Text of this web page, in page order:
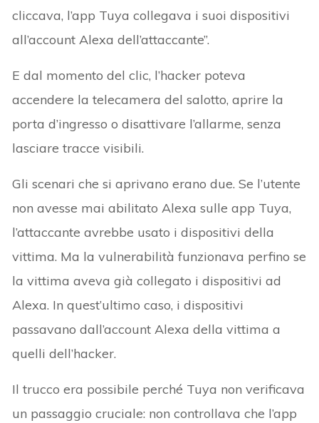
cliccava, l’app Tuya collegava i suoi dispositivi
all’account Alexa dell’attaccante”.
E dal momento del clic, l’hacker poteva
accendere la telecamera del salotto, aprire la
porta d’ingresso o disattivare l’allarme, senza
lasciare tracce visibili.
Gli scenari che si aprivano erano due. Se l’utente
non avesse mai abilitato Alexa sulle app Tuya,
l’attaccante avrebbe usato i dispositivi della
vittima. Ma la vulnerabilità funzionava perfino se
la vittima aveva già collegato i dispositivi ad
Alexa. In quest’ultimo caso, i dispositivi
passavano dall’account Alexa della vittima a
quelli dell’hacker.
Il trucco era possibile perché Tuya non verificava
un passaggio cruciale: non controllava che l’app